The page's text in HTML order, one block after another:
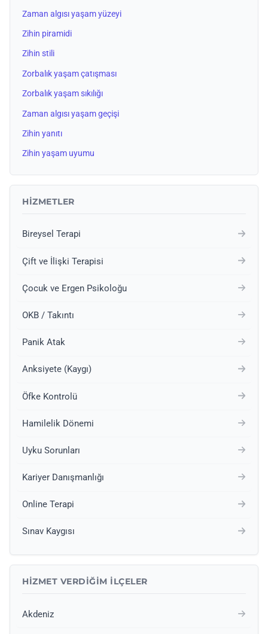
Zaman algısı yaşam yüzeyi
Zihin piramidi
Zihin stili
Zorbalık yaşam çatışması
Zorbalık yaşam sıkılığı
Zaman algısı yaşam geçişi
Zihin yanıtı
Zihin yaşam uyumu
HIZMETLER
Bireysel Terapi
Çift ve İlişki Terapisi
Çocuk ve Ergen Psikoloğu
OKB / Takıntı
Panik Atak
Anksiyete (Kaygı)
Öfke Kontrolü
Hamilelik Dönemi
Uyku Sorunları
Kariyer Danışmanlığı
Online Terapi
Sınav Kaygısı
HIZMET VERDIĞIM İLÇELER
Akdeniz